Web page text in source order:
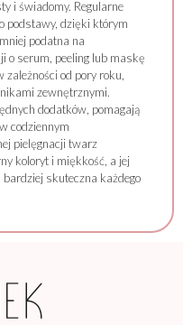
i świadomy. Regularne
podstawy, dzięki którym
podatna na
o serum, peeling lub maskę
od pory roku,
zewnętrznymi.
dodatków, pomagają
codziennym
pielęgnacji twarz
koloryt i miękkość, a jej
skuteczna każdego